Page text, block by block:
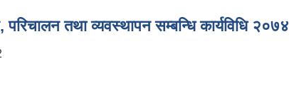
तथा व्यवस्थापन सम्बन्धि कार्यविधि २०७४